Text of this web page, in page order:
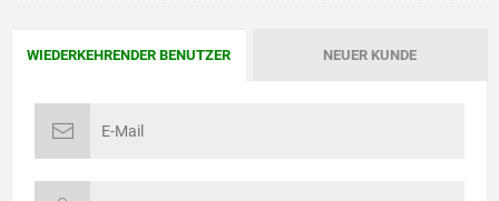
WIEDERKEHRENDER BENUTZER NEUER KUNDE